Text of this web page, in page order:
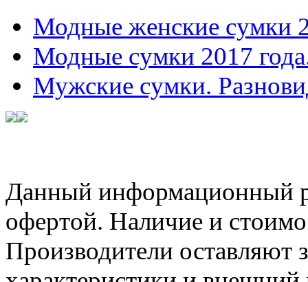
Модные женские сумки
Модные сумки 2017
Мужские сумки.
Данный информационный
офертой. Наличие и
Производители оставляют